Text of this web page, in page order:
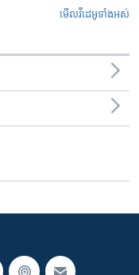
មើល​វីដេអូ​ទាំង​អស់